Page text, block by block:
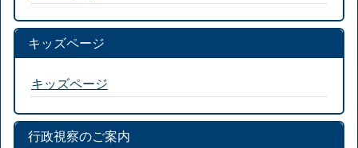
キッズページ
キッズページ
行政視察のご案内